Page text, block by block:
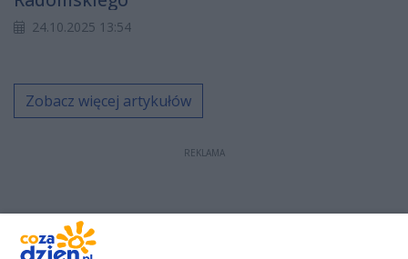
24.10.2025 13:54
Zobacz więcej artykułów
REKLAMA